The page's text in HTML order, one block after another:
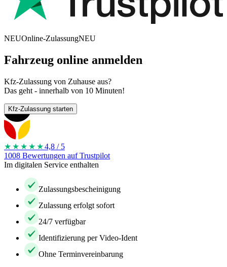
NEUOnline-ZulassungNEU
Fahrzeug online anmelden
Kfz-Zulassung von Zuhause aus?
Das geht - innerhalb von 10 Minuten!
Kfz-Zulassung starten
★★★★ ★4,8 / 5
1008 Bewertungen auf Trustpilot
Im digitalen Service enthalten
Zulassungsbescheinigung
Zulassung erfolgt sofort
24/7 verfügbar
Identifizierung per Video-Ident
Ohne Terminvereinbarung